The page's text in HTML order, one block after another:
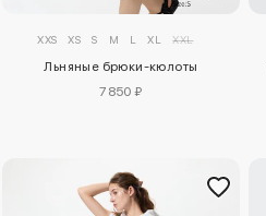
XXS XS S M L XL XXL
Льняные брюки-кюлоты
7850 ₽